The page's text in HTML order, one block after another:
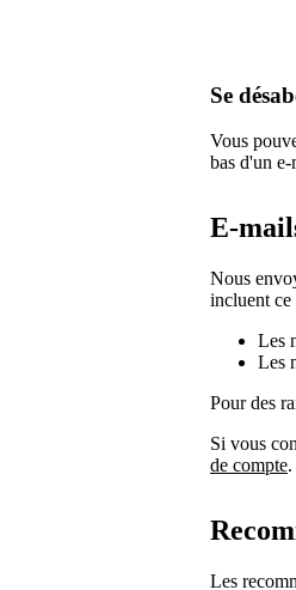
Se
Vous
bas d'un
E-
Nous
incluent ce
Les
Les
Pour des
Si vous
de compte.
Les